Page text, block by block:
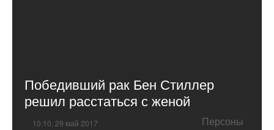
Победивший рак Бен Стиллер
решил расстаться с женой
10:10, 29 май 2017 Персоны